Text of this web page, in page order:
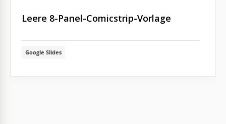
Leere 8-Panel-Comicstrip-Vorlage
Google Slides